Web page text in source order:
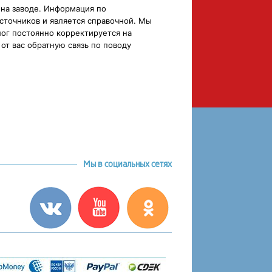
заводе. Информация по
и является справочной. Мы
постоянно корректируется на
вас обратную связь по поводу
Мы в социальных сетях